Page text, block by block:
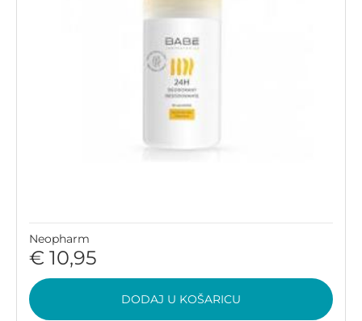
Neopharm
€ 10,95
DODAJ U KOŠARICU